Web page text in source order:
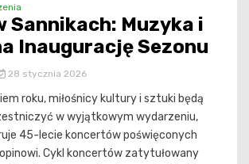
Sannikach: Muzyka i
Inaugurację Sezonu
28 stycznia 2026
roku, miłośnicy kultury i sztuki będą
w wyjątkowym wydarzeniu,
45-lecie koncertów poświęconych
Cykl koncertów zatytułowany